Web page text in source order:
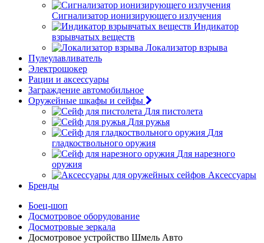
Сигнализатор ионизирующего излучения
Индикатор
взрывчатых веществ
Локализатор взрыва
Пулеулавливатель
Электрошокер
Рации и аксессуары
Заграждение автомобильное
Оружейные шкафы и сейфы
Для пистолета
Для ружья
Для
гладкоствольного оружия
Для нарезного
оружия
Аксессуары
Бренды
Боец-шоп
Досмотровое оборудование
Досмотровые зеркала
Досмотровое устройство Шмель Авто